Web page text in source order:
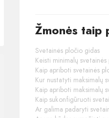
Žmonės taip
Svetainės pločio gidas
Keisti minimalų
Kaip apriboti svetainės
Kur nustatyti maksimalų
Kaip apriboti maksimalų
Kaip sukonfigūruoti
Ar galima padaryti